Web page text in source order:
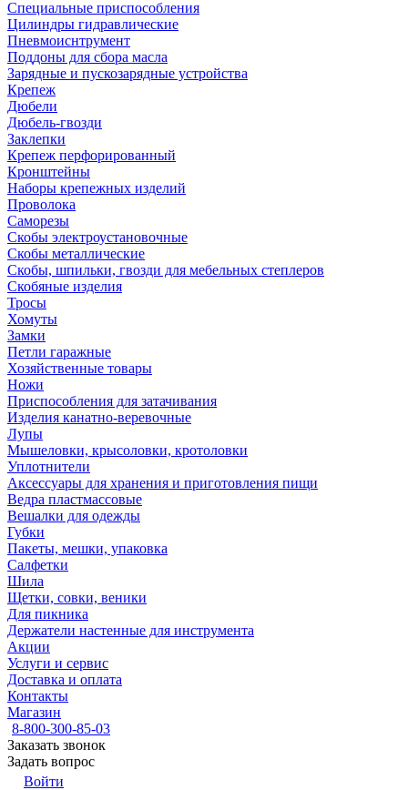
Специальные приспособления
Цилиндры гидравлические
Пневмоиснтрумент
Поддоны для сбора масла
Зарядные и пускозарядные устройства
Крепеж
Дюбели
Дюбель-гвозди
Заклепки
Крепеж перфорированный
Кронштейны
Наборы крепежных изделий
Проволока
Саморезы
Скобы электроустановочные
Скобы металлические
Скобы, шпильки, гвозди для мебельных степлеров
Скобяные изделия
Тросы
Хомуты
Замки
Петли гаражные
Хозяйственные товары
Ножи
Приспособления для затачивания
Изделия канатно-веревочные
Лупы
Мышеловки, крысоловки, кротоловки
Уплотнители
Аксессуары для хранения и приготовления пищи
Ведра пластмассовые
Вешалки для одежды
Губки
Пакеты, мешки, упаковка
Салфетки
Шила
Щетки, совки, веники
Для пикника
Держатели настенные для инструмента
Акции
Услуги и сервис
Доставка и оплата
Контакты
Магазин
8-800-300-85-03
Заказать звонок
Задать вопрос
Войти